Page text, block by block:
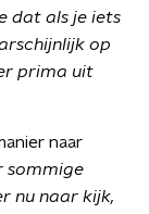
dat als je iets
op
prima uit
naar
sommige
nu naar kijk,